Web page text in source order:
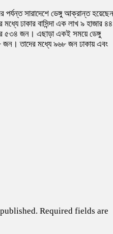
পর্যন্ত সারাদেশে ডেঙ্গু আক্রান্ত হয়েছেন
ঢাকার বাসিন্দা এক লাখ ৯ হাজার
৫৩৪ জন। এছাড়া একই সময়ে ডেঙ্গু
তাদের মধ্যে ৯৬৮ জন ঢাকায় এবং
Required fields are